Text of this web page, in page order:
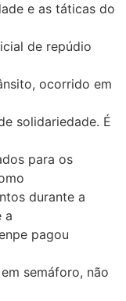
e as táticas do
de repúdio
ocorrido em
solidariedade. É
para os
durante a
a
pagou
semáforo, não